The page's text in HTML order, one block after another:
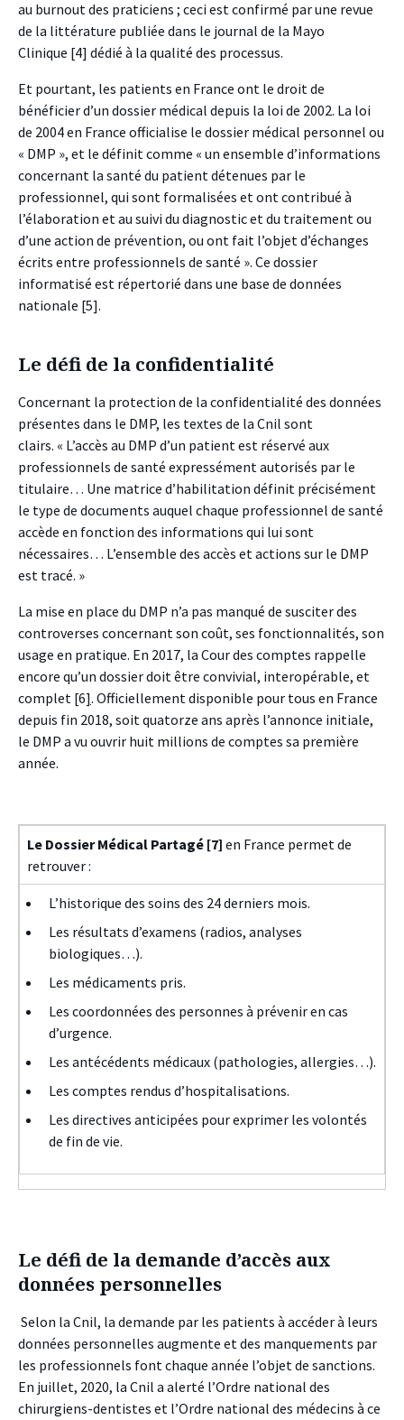
au burnout des praticiens ; ceci est confirmé par une revue
de la littérature publiée dans le journal de la Mayo
Clinique [4] dédié à la qualité des processus.
Et pourtant, les patients en France ont le droit de
bénéficier d’un dossier médical depuis la loi de 2002. La loi
de 2004 en France officialise le dossier médical personnel ou
« DMP », et le définit comme « un ensemble d’informations
concernant la santé du patient détenues par le
professionnel, qui sont formalisées et ont contribué à
l’élaboration et au suivi du diagnostic et du traitement ou
d’une action de prévention, ou ont fait l’objet d’échanges
écrits entre professionnels de santé ». Ce dossier
informatisé est répertorié dans une base de données
nationale [5].
Le défi de la confidentialité
Concernant la protection de la confidentialité des données
présentes dans le DMP, les textes de la Cnil sont
clairs. « L’accès au DMP d’un patient est réservé aux
professionnels de santé expressément autorisés par le
titulaire… Une matrice d’habilitation définit précisément
le type de documents auquel chaque professionnel de santé
accède en fonction des informations qui lui sont
nécessaires… L’ensemble des accès et actions sur le DMP
est tracé. »
La mise en place du DMP n’a pas manqué de susciter des
controverses concernant son coût, ses fonctionnalités, son
usage en pratique. En 2017, la Cour des comptes rappelle
encore qu’un dossier doit être convivial, interopérable, et
complet [6]. Officiellement disponible pour tous en France
depuis fin 2018, soit quatorze ans après l’annonce initiale,
le DMP a vu ouvrir huit millions de comptes sa première
année.
Le Dossier Médical Partagé [7] en France permet de
retrouver :
L’historique des soins des 24 derniers mois.
Les résultats d’examens (radios, analyses
biologiques…).
Les médicaments pris.
Les coordonnées des personnes à prévenir en cas
d’urgence.
Les antécédents médicaux (pathologies, allergies…).
Les comptes rendus d’hospitalisations.
Les directives anticipées pour exprimer les volontés
de fin de vie.
Le défi de la demande d’accès aux
données personnelles
Selon la Cnil, la demande par les patients à accéder à leurs
données personnelles augmente et des manquements par
les professionnels font chaque année l’objet de sanctions.
En juillet, 2020, la Cnil a alerté l’Ordre national des
chirurgiens-dentistes et l’Ordre national des médecins à ce